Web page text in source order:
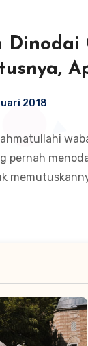
Dinodai
2018
pernah